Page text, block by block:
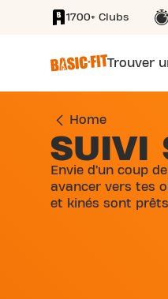
SKIP TO MAIN
1700+ Clubs
Trouver
Home
SUIVI
Envie d’un coup
avancer vers tes
et kinés sont